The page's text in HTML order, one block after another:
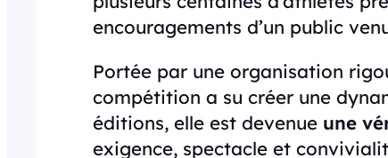
encouragements d’un public
Portée par une organisation
compétition a su créer une
éditions, elle est devenue une
exigence, spectacle et